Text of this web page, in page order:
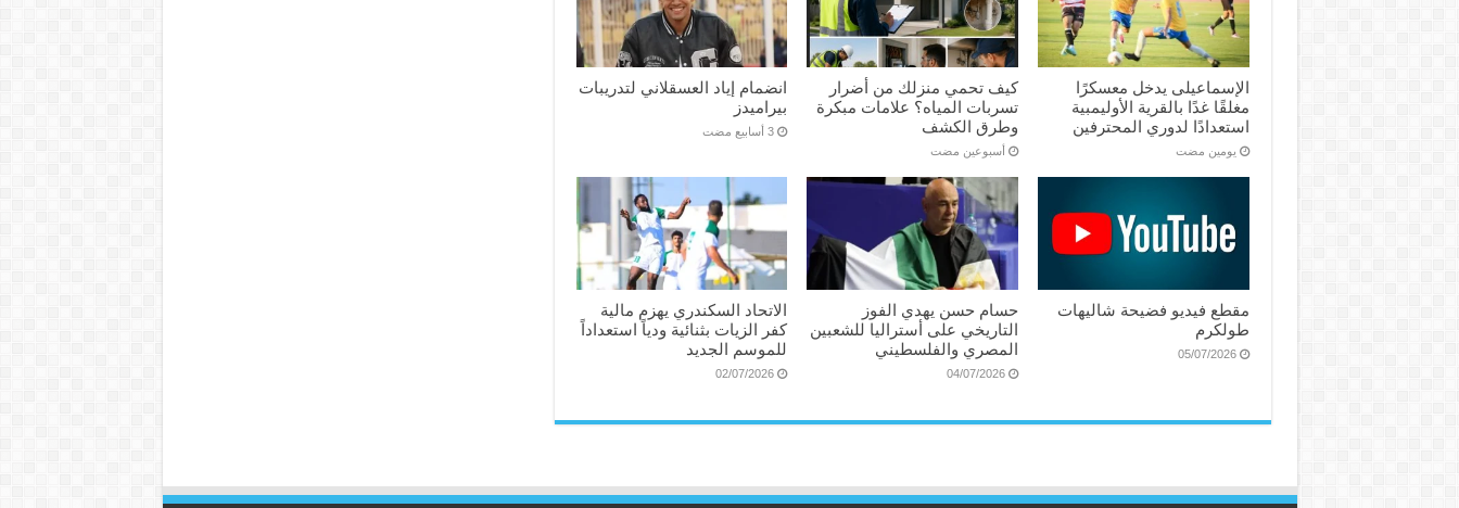
الإسماعیلی یدخل معسكرًا
مغلقًا غدًا بالقرية الأوليمبية
استعدادًا لدوري المحترفين
‏يومين مضت
كيف تحمي منزلك من أضرار
تسربات المياه؟ علامات مبكرة
وطرق الكشف
‏أسبوعين مضت
انضمام إياد العسقلاني لتدريبات
بيراميدز
‏3 أسابيع مضت
مقطع فيديو فضيحة شاليهات
طولكرم
05/07/2026
حسام حسن يهدي الفوز
التاريخي على أستراليا للشعبين
المصري والفلسطيني
04/07/2026
الاتحاد السكندري يهزم مالية
كفر الزيات بثنائية ودياً استعداداً
للموسم الجديد
02/07/2026